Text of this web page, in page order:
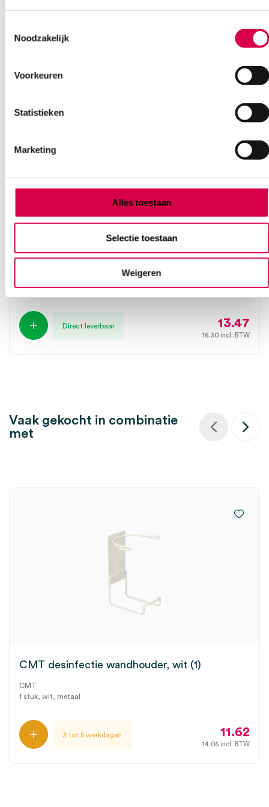
Noodzakelijk
Voorkeuren
Statistieken
Marketing
Alles toestaan
Selectie toestaan
Weigeren
Bacillol AF, oppervlakte desinfectiedoekjes
(80)
80 stuks, onsteriel
Direct leverbaar 13.47
16.30 incl. BTW
Vaak gekocht in combinatie
met
CMT desinfectie wandhouder, wit (1)
CMT
1 stuk, wit, metaal
3 tot 5 werkdagen 11.62
14.06 incl. BTW